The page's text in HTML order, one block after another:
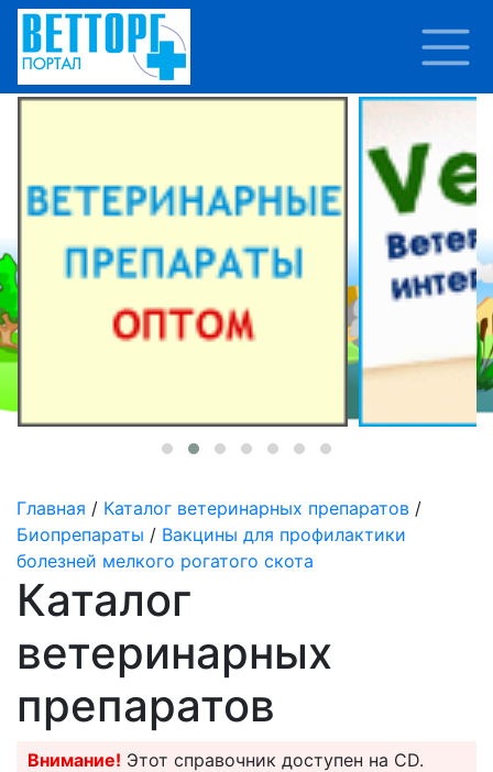
Главная / Каталог ветеринарных препаратов /
Биопрепараты / Вакцины для профилактики
болезней мелкого рогатого скота
Каталог
ветеринарных
препаратов
Внимание! Этот справочник доступен на CD.